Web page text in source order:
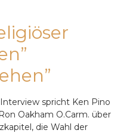
spricht Ken Pino
Oakham O.Carm. über
die Wahl der